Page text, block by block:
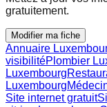
gratuitement.
Modifier ma fiche
Annuaire
visibilitéPlombier
Luxembourg
Luxembourg
Site internet gratuit